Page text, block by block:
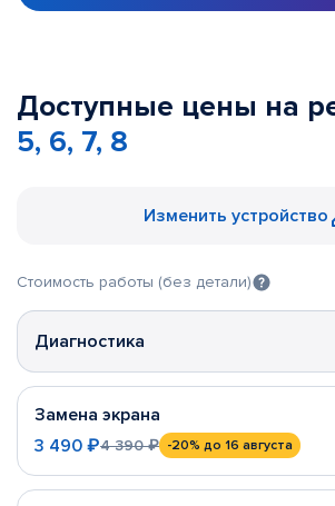
Доступные цены на
5, 6, 7, 8
Изменить устройство
Стоимость работы (без детали)
Диагностика
Замена экрана
3 490 ₽4 390 ₽ -20% до 16 августа